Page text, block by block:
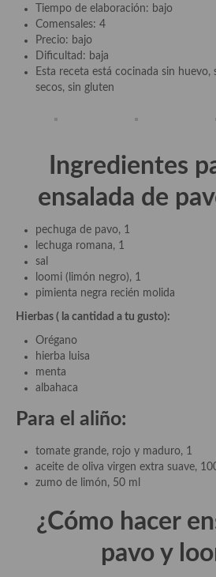
Cocina Sudafrinaca
Cocina del Congo
Cocina Sefardí
Cocina fusión
Cocinas de España
Cocina Andaluza
Cocina Aragonesa
Cocina Asturiana
Cocina Canaria
Cocina Castellana
Cocina Castilla – La Mancha
Cocina Catalana
Cocina Extremeña
Cocina Gallega
Cocina Madrileña
Tiempo de elaboración: bajo
Comensales: 4
Precio: bajo
Dificultad: baja
Esta receta está cocinada sin
secos, sin gluten
Ingredientes
ensalada de
pechuga de pavo, 1
lechuga romana, 1
sal
loomi (limón negro), 1
pimienta negra recién molida
Hierbas ( la cantidad a tu gusto):
Orégano
hierba luisa
menta
albahaca
Para el aliño:
tomate grande, rojo y maduro, 1
aceite de oliva virgen extra suave,
zumo de limón, 50 ml
¿Cómo hacer
pavo y